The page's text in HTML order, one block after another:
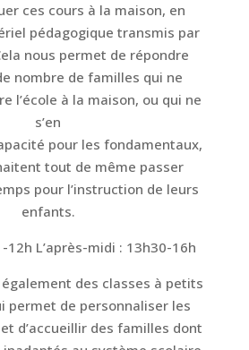
ces cours à la maison, en
pédagogique transmis par
nous permet de répondre
nombre de familles qui ne
l’école à la maison, ou qui ne
s’en
pour les fondamentaux,
tout de même passer
pour l’instruction de leurs
enfants.
12h L’après-midi : 13h30-16h
des classes à petits
permet de personnaliser les
d’accueillir des familles dont